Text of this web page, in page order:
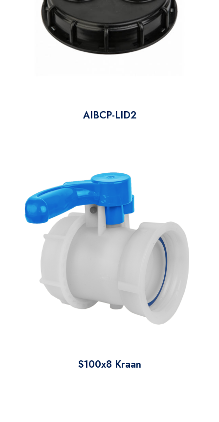
AIBCP-LID2
S100x8 Kraan